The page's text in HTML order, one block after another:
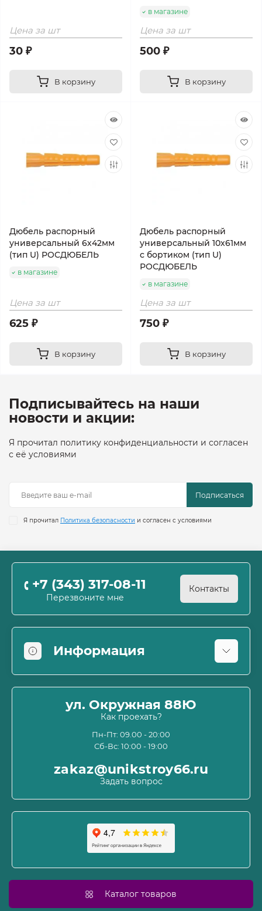
Цена за шт
30 ₽
В корзину
в магазине
Цена за шт
500 ₽
В корзину
Дюбель распорный
универсальный 6х42мм
(тип U) РОСДЮБЕЛЬ
в магазине
Цена за шт
625 ₽
В корзину
Дюбель распорный
универсальный 10х61мм
с бортиком (тип U)
РОСДЮБЕЛЬ
в магазине
Цена за шт
750 ₽
В корзину
Подписывайтесь на наши
новости и акции:
Я прочитал политику конфиденциальности и согласен
с её условиями
Подписаться
Я прочитал Политика безопасности и согласен с условиями
+7 (343) 317-08-11
Перезвоните мне
Контакты
Информация
Информация о доставке
Пользовательское соглашение и оферта
Политика конфиденциальности
Связаться с нами
Карта сайта
Производители
ул. Окружная 88Ю
Как проехать?
Пн-Пт: 09.00 - 20:00
Сб-Вс: 10:00 - 19:00
zakaz@unikstroy66.ru
Задать вопрос
Каталог товаров